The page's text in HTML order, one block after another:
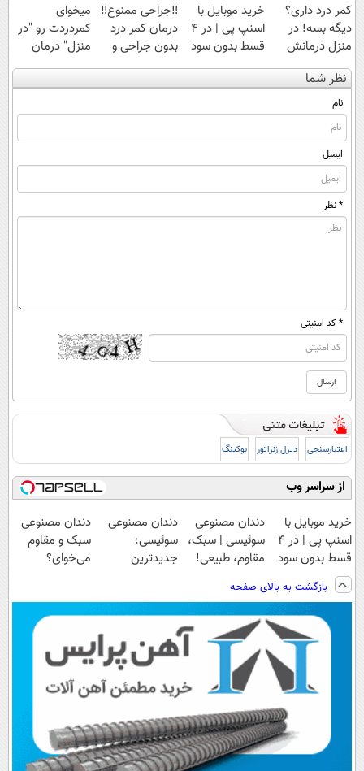
کمر درد داری؟
دیگه بسه! در
منزل درمانش
کن
(◀پرسش‌نامه)
خرید موبایل با
اسنپ پی | در ۴
قسط بدون سود
و کارمزد!
‼️جراحی ممنوع‼️
درمان کمر درد
بدون جراحی و
دوره نقاهت
میخوای
کمردردت رو "در
منزل" درمان
کنی؟ (◂فیلم +
◂پرسش‌نامه)
نظر شما
نام
ایمیل
* نظر
* کد امنیتی
اعتبارسنجی دیزل ژنراتور بوکینگ
از سراسر وب
خرید موبایل با
اسنپ پی | در ۴
قسط بدون سود
و کارمزد!
دندان مصنوعی
سوئیسی | سبک،
مقاوم، طبیعی!
رایگان+پرداخت
اقساطی😍
دندان مصنوعی
سوئیسی:
جدیدترین
پرداخت قسطی
دندان مصنوعی
سبک و مقاوم
می‌خوای؟
📍تهران
بازگشت به بالای صفحه